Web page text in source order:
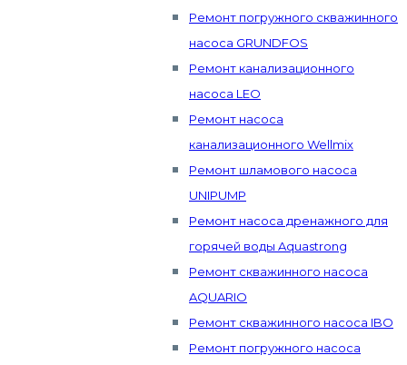
Ремонт погружного скважинного
насоса GRUNDFOS
Ремонт канализационного
насоса LEO
Ремонт насоса
канализационного Wellmix
Ремонт шламового насоса
UNIPUMP
Ремонт насоса дренажного для
горячей воды Aquastrong
Ремонт скважинного насоса
AQUARIO
Ремонт скважинного насоса IBO
Ремонт погружного насоса